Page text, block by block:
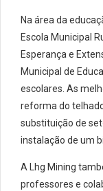
Na área da
Escola Municipal
Esperança e
Municipal de
escolares. As
reforma do
substituição de
instalação de um
A Lhg Mining
professores e